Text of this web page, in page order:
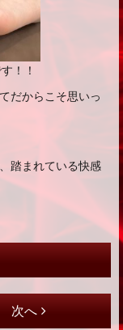
！！
だからこそ思いっ
踏まれている快感
次へ